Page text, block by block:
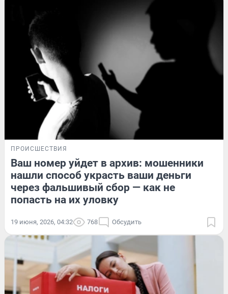
ПРОИСШЕСТВИЯ
Ваш номер уйдет в архив: мошенники
нашли способ украсть ваши деньги
через фальшивый сбор — как не
попасть на их уловку
19 июня, 2026, 04:32 768 Обсудить